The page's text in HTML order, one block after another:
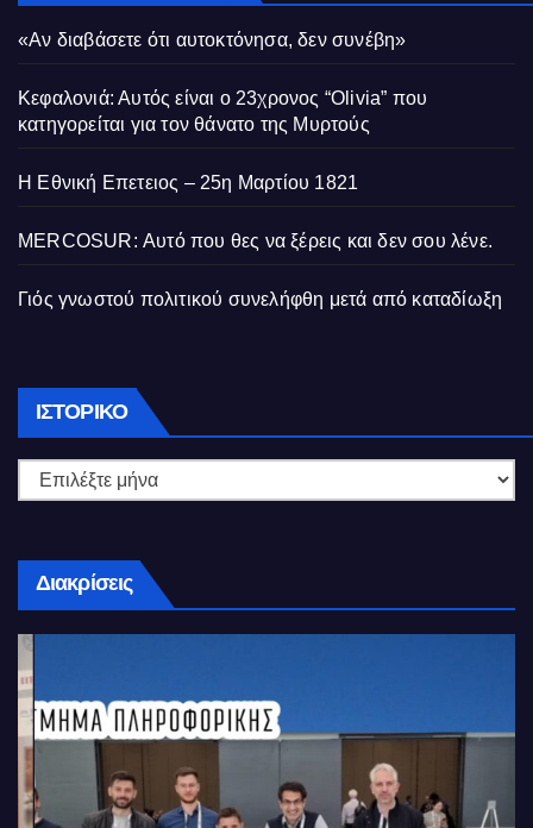
«Αν διαβάσετε ότι αυτοκτόνησα, δεν συνέβη»
Κεφαλονιά: Αυτός είναι ο 23χρονος “Olivia” που
κατηγορείται για τον θάνατο της Μυρτούς
Η Εθνική Επετειος – 25η Μαρτίου 1821
MERCOSUR: Αυτό που θες να ξέρεις και δεν σου λένε.
Γιός γνωστού πολιτικού συνελήφθη μετά από καταδίωξη
ΙΣΤΟΡΙΚΌ Ιστορικό
Διακρίσεις